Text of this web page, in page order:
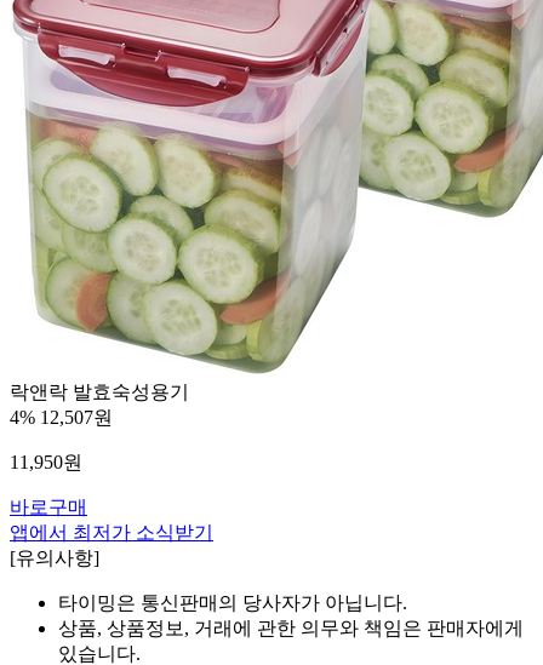
락앤락 발효숙성용기
4% 12,507원
11,950원
바로구매
앱에서 최저가 소식받기
[유의사항]
타이밍은 통신판매의 당사자가 아닙니다.
상품, 상품정보, 거래에 관한 의무와 책임은 판매자에게
있습니다.